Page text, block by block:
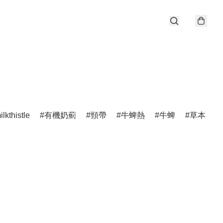
有機奶薊 頸帶 牛蜱熱 牛蜱 草本